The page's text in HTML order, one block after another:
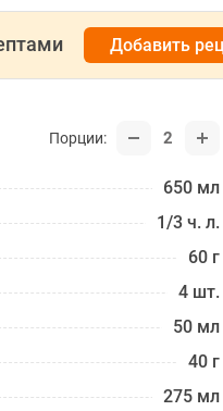
Добавить
Порции: 2
650 мл
1/3 ч. л.
60 г
4 шт.
50 мл
40 г
275 мл